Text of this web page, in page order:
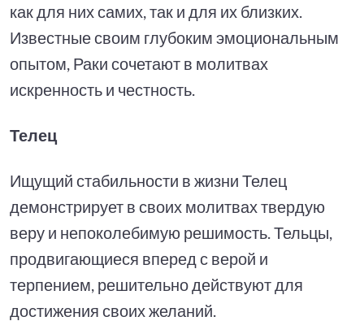
как для них самих, так и для их близких.
Известные своим глубоким эмоциональным
опытом, Раки сочетают в молитвах
искренность и честность.
Телец
Ищущий стабильности в жизни Телец
демонстрирует в своих молитвах твердую
веру и непоколебимую решимость. Тельцы,
продвигающиеся вперед с верой и
терпением, решительно действуют для
достижения своих желаний.